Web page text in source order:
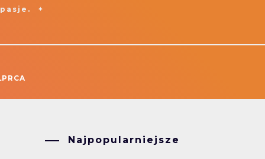
Najpopularniejsze